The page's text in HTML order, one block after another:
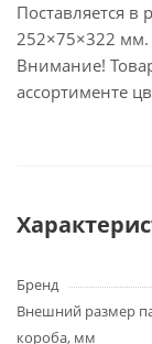
Поставляется
252×75×322 мм.
Внимание!
ассортименте
Бренд
Внешний размер
короба, мм